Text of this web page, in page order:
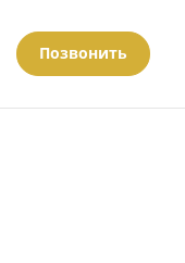
Позвонить